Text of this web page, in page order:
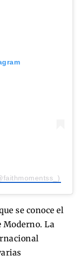
se conoce el
Moderno. La